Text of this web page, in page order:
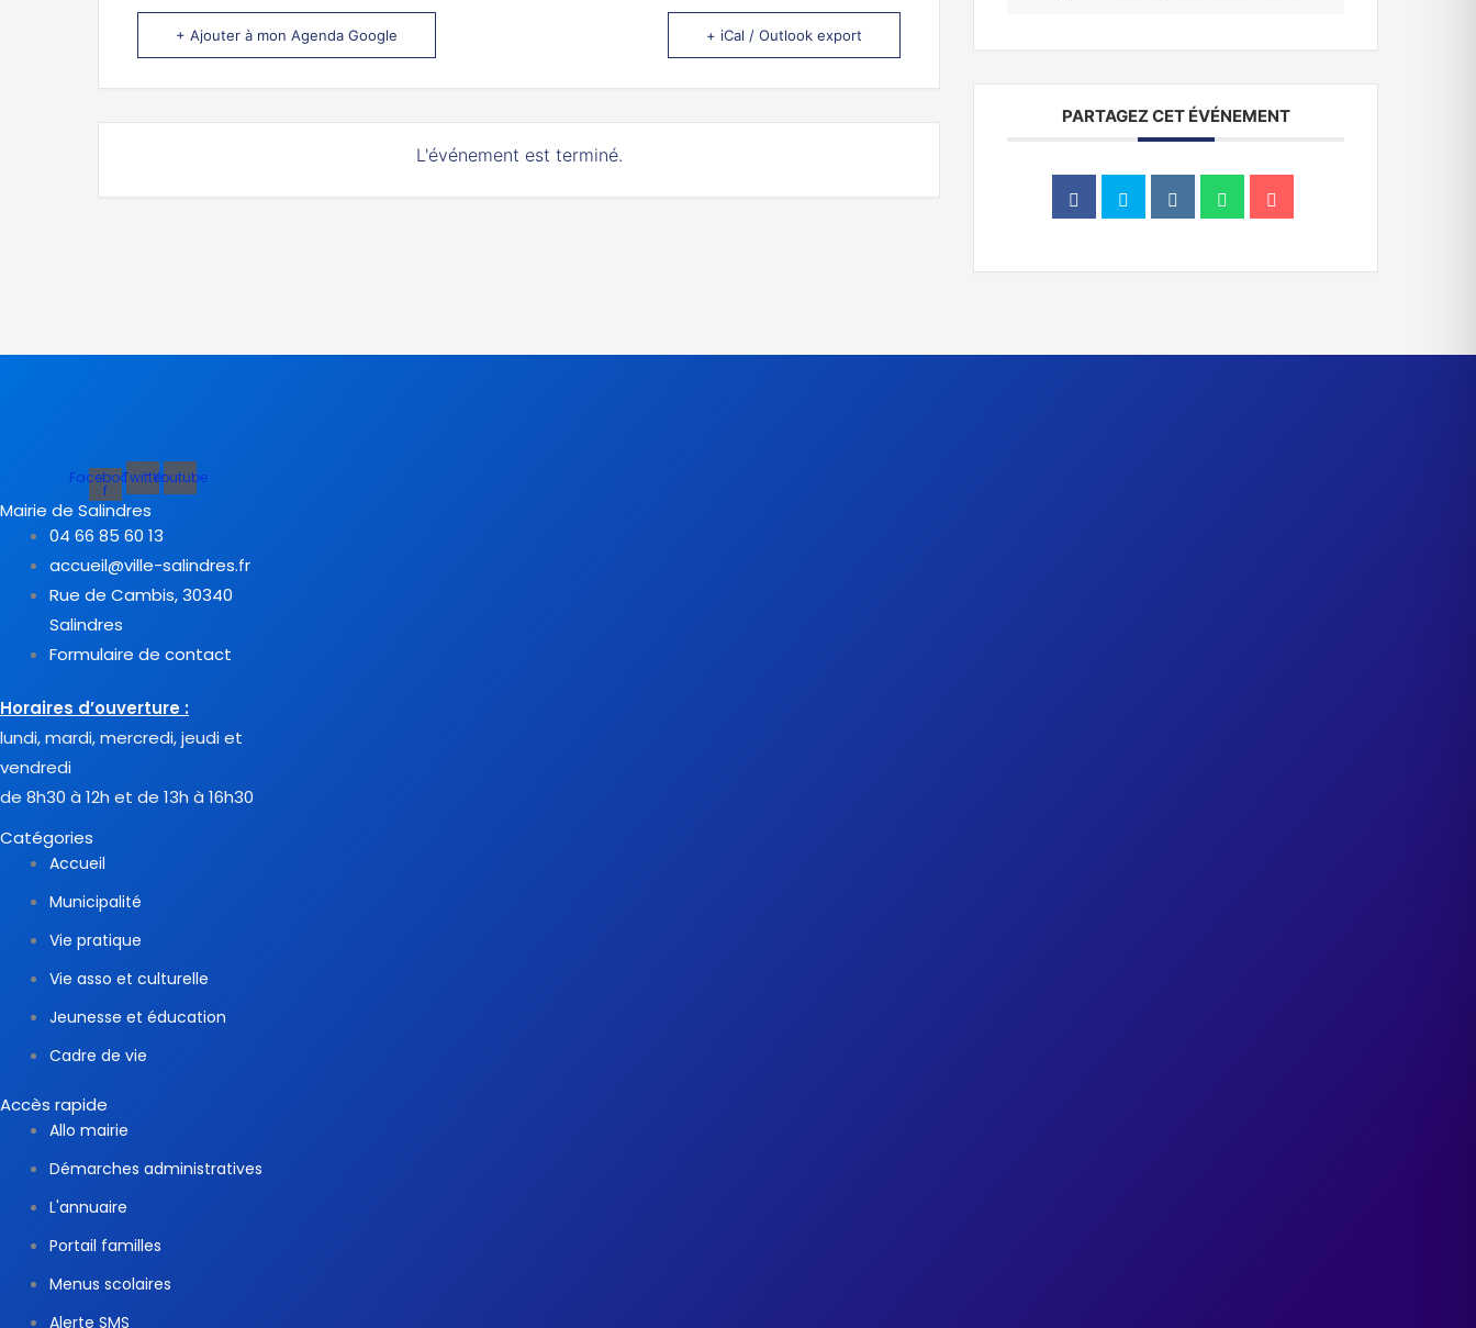
+ Ajouter à mon Agenda Google + iCal / Outlook export
L'événement est terminé.
PARTAGEZ CET ÉVÉNEMENT
Facebook-
f
TwitterYoutube
Mairie de Salindres
04 66 85 60 13
accueil@ville-salindres.fr
Rue de Cambis, 30340
Salindres
Formulaire de contact
Horaires d’ouverture :
lundi, mardi, mercredi, jeudi et
vendredi
de 8h30 à 12h et de 13h à 16h30
Catégories
Accueil
Municipalité
Vie pratique
Vie asso et culturelle
Jeunesse et éducation
Cadre de vie
Accès rapide
Allo mairie
Démarches administratives
L'annuaire
Portail familles
Menus scolaires
Alerte SMS